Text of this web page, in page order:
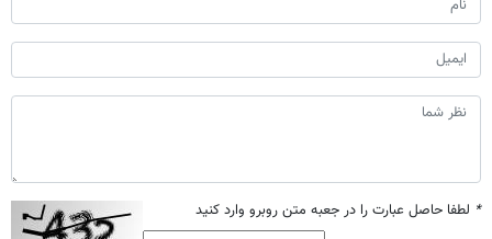
* لطفا حاصل عبارت را در جعبه متن روبرو وارد کنید